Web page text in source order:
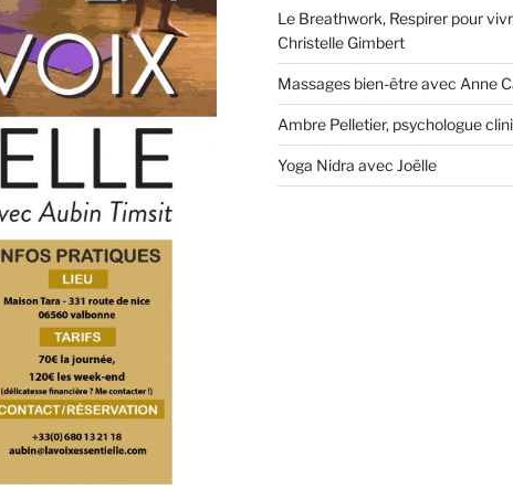
Le Breathwork, Respirer pour
Christelle Gimbert
Massages bien-être avec Anne
Ambre Pelletier, psychologue
Yoga Nidra avec Joëlle